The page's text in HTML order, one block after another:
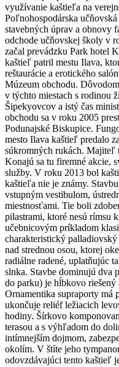
využívanie kaštieľa na
Poľnohospodárska
stavebných úprav a obnovy
odchode učňovskej školy v
začal prevádzku Park hotel
kaštieľ patril mestu Ilava,
reštaurácie a erotického
Múzeum obchodu.
v týchto miestach s rodinou
Šipekyovcov a istý čas
obchodu sa v roku 2005
Podunajské Biskupice.
mesto Ilava kaštieľ predalo
súkromných rukách. Majiteľ
Konajú sa tu firemné akcie,
služby. V roku 2013 bol
kaštieľa nie je známy.
vstupným vestibulom,
miestnosťami. Tie boli
pilastrami, ktoré nesú rímsu
učebnicovým príkladom
charakteristický
nad strednou osou, ktorej
radiálne radené, uplatňujúc
slnka. Stavbe dominujú dva
do parku) je hĺbkovo riešený
Ornamentika supraporty má
ukončuje reliéf ležiacich
hodiny. Šírkovo
terasou a s výhľadom do
intímnejším dojmom,
okolím. V štíte jeho
odovzdávajúci tento kaštieľ